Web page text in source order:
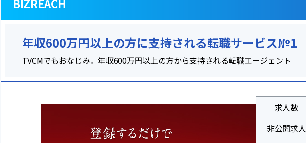
BIZREACH
年収600万円以上の方に支持される転職サービス№1
TVCMでもおなじみ。年収600万円以上の方から支持される転職エージェント
求人数
非公開求人